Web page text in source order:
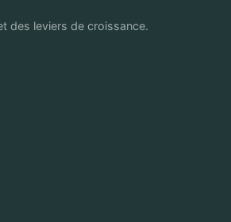
des leviers de croissance.